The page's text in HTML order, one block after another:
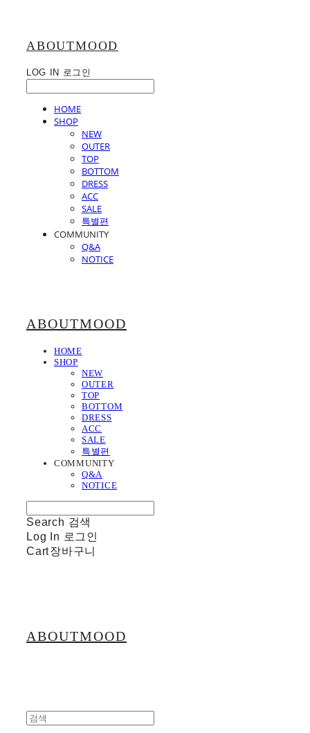
ABOUTMOOD
LOG IN 로그인
HOME
SHOP
NEW
OUTER
TOP
BOTTOM
DRESS
ACC
SALE
특별편
COMMUNITY
Q&A
NOTICE
ABOUTMOOD
HOME
SHOP
NEW
OUTER
TOP
BOTTOM
DRESS
ACC
SALE
특별편
COMMUNITY
Q&A
NOTICE
Search 검색
Log In 로그인
Cart장바구니
ABOUTMOOD